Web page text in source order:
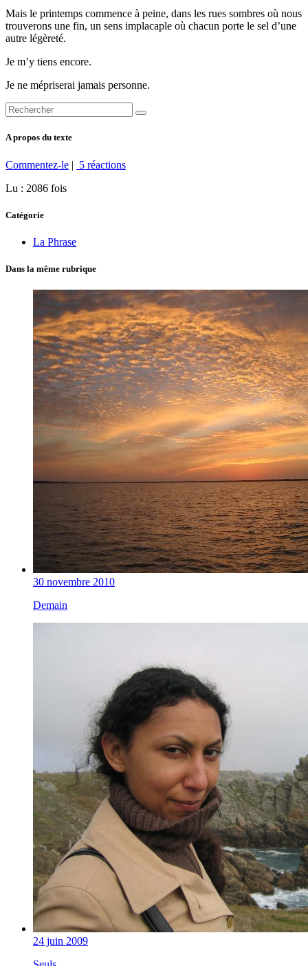
Mais le printemps commence à peine, dans les rues sombres où nous
trouverons une fin, un sens implacaple où chacun porte le sel d’une
autre légèreté.
Je m’y tiens encore.
Je ne mépriserai jamais personne.
A propos du texte
Commentez-le | 5 réactions
Lu : 2086 fois
Catégorie
La Phrase
Dans la même rubrique
30 novembre 2010
Demain
24 juin 2009